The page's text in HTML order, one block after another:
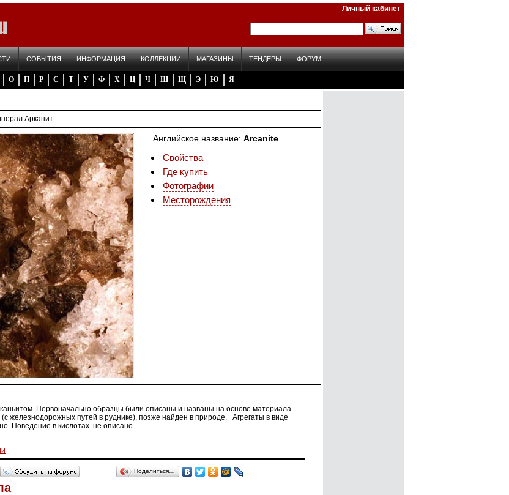
Личный кабинет
СОБЫТИЯ ИНФОРМАЦИЯ КОЛЛЕКЦИИ МАГАЗИНЫ ТЕНДЕРЫ ФОРУМ
О П Р С Т У Ф Х Ц Ч Ш Щ Э Ю Я
Арканит
Английское название Arcanite
Свойства
Где купить
Фотографии
Месторождения
Первоначально образцы были описаны и названы на основе материала
железнодорожных путей в руднике), позже найден в природе. Агрегаты в виде
Поведение в кислотах не описано.
Поделиться…